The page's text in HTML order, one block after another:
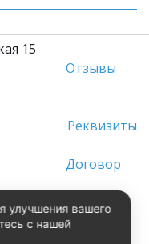
Отзывы
Реквизиты
Договор
улучшения вашего
с нашей